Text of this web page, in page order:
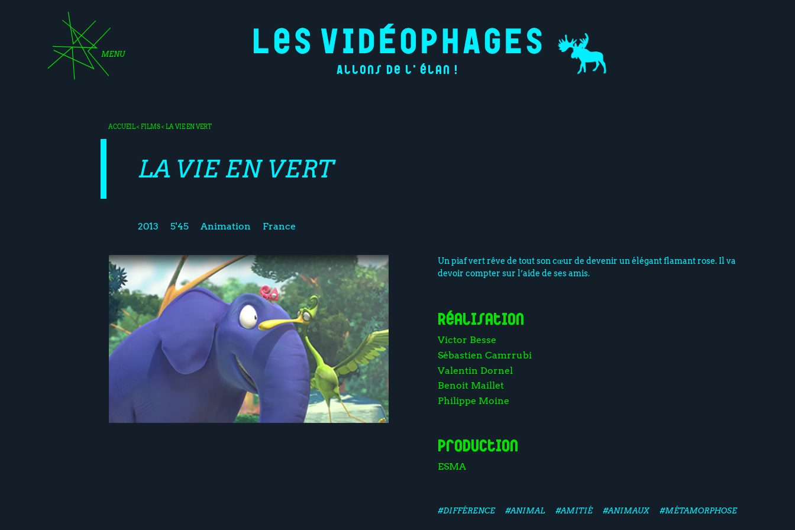
MENU
Allons de l'élan !
ACCUEIL<FILMS< LA VIE EN VERT
LA VIE EN VERT
2013 5'45 Animation France
Un piaf vert rêve de tout son cœur de devenir un élégant flamant rose. Il va
devoir compter sur l’aide de ses amis.
Réalisation
Victor Besse
Sébastien Camrrubi
Valentin Dornel
Benoit Maillet
Philippe Moine
Production
ESMA
#DIFFÉRENCE #ANIMAL #AMITIÉ #ANIMAUX #MÉTAMORPHOSE